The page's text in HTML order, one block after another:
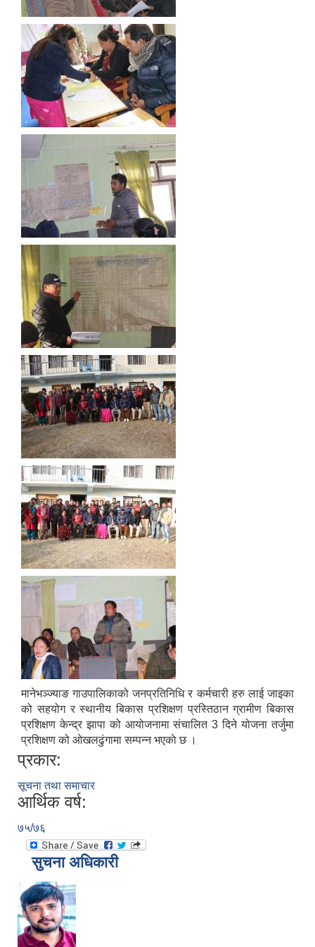
मानेभञ्ज्याङ गाउपालिकाको जनप्रतिनिधि र कर्मचारी हरु लाई जाइका
को सहयोग र स्थानीय बिकास प्रशिक्षण प्रस्तिठान ग्रामीण बिकास
प्रशिक्षण केन्द्र झापा को आयोजनामा संचालित 3 दिने योजना तर्जुमा
प्रशिक्षण को ओखलढुंगामा सम्पन्न भएकाे छ ।
प्रकार:
सूचना तथा समाचार
आर्थिक वर्ष:
७५/७६
सुचना अधिकारी